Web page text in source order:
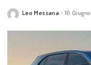
Posted
Leo Messana 16